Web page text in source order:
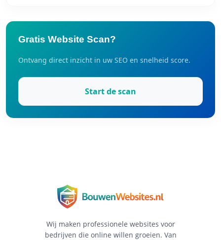
Gratis Website Scan?
Ontvang direct inzicht in uw SEO en snelheid score.
Start de scan
Wij maken professionele websites voor
bedrijven die online willen groeien. Van